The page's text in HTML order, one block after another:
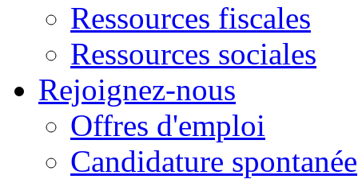
Ressources fiscales
Ressources sociales
Rejoignez-nous
Offres d'emploi
Candidature spontanée